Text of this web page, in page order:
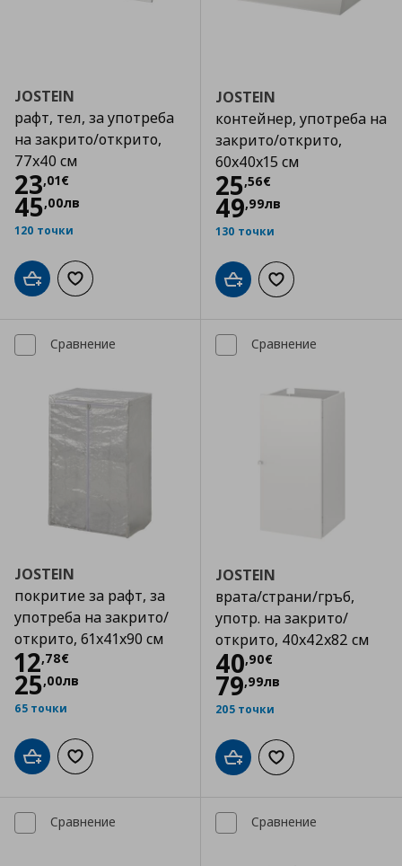
JOSTEIN
рафт, тел, за употреба
на закрито/открито,
77x40 см
23,01€
Цена
45,00лв
120 точки
Добави в кошницата
Добави към списъка с любими
JOSTEIN
контейнер, употреба на
закрито/открито,
60x40x15 см
25,56€
Цена
49,99лв
130 точки
Добави в кошницата
Добави към
Сравнение
JOSTEIN
покритие за рафт, за
употреба на закрито/
открито, 61x41x90 см
12,78€
Цена
25,00лв
65 точки
Добави в кошницата
Добави към списъка с любими
Сравнение
JOSTEIN
врата/страни/гръб,
употр. на закрито/
открито, 40x42x82 см
40,90€
Цена
79,99лв
205 точки
Добави в кошницата
Добави към
Сравнение Сравнение